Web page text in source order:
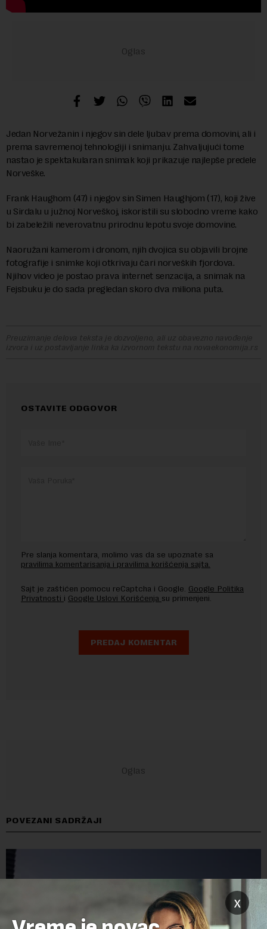
Jedan Norvežanin i njegov sin dele ljubav prema domovini, ali i
prema savremenoj tehnologiji i snimanju. Zahvaljujući tome
nastao je spektakularan snimak koji prikazuje najlepše predele
Norveške.
Frank Haughom (47) i njegov sin Simen Haughjom (17), koji žive
u Sirdalu u južnoj Norveškoj, iskoristili su slobodno vreme kako
bi zabeležili neverovatnu prirodnu lepotu svoje domovine.
Naoružani kamerom i dronom, njih dvojica su objavili brojne
fotografije i snimke koji otkrivaju čari norveških fjordova.
Njihov video je postao prava internet senzacija, a snimak na
Fejsbuku je do sada pregledan skoro dva miliona puta.
Preuzimanje delova teksta je dozvoljeno, ali uz obavezno navođenje
izvora i uz postavljanje linka ka izvornom tekstu na novaekonomija.rs
OSTAVITE ODGOVOR
Pre slanja komentara, molimo vas da se upoznate sa
pravilima komentarisanja i pravilima korišćenja sajta.
Sajt je zaštićen pomocu reCaptcha i Google. Google Politika
Privatnosti i Google Uslovi Korišćenja su primenjeni.
POVEZANI SADRŽAJI
x